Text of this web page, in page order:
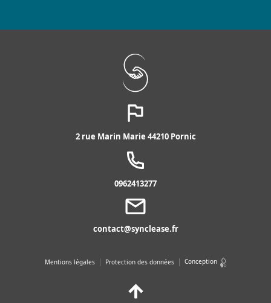
2 rue Marin Marie 44210 Pornic
0962413277
contact@synclease.fr
Mentions légales Protection des données Conception